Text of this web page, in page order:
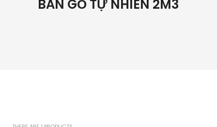
BÀN GỖ TỰ NHIÊN 2M3